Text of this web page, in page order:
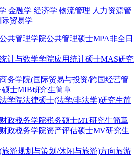
金融学 经济学 物流管理 人力资源管
际贸易学
共管理学院公共管理硕士MPA非全日
计与数学学院应用统计硕士MAS研究
务学院(国际贸易与投资/跨国经营管
士MIB研究生简章
学院法律硕士(法学/非法学)研究生简
政税务学院税务硕士MT研究生简章
政税务学院资产评估硕士MV研究生
游规划与策划/休闲与旅游)方向旅游